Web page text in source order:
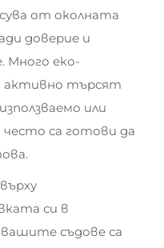
от околната
доверие и
Много еко-
активно търсят
или
често са готови да
си в
съдове са